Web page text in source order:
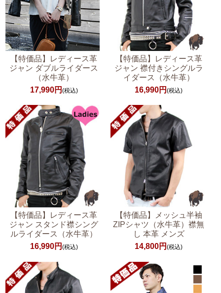
【特価品】レディース革
ジャン ダブルライダース
（水牛革）
17,990円 (税込)
【特価品】レディース革
ジャン 襟付きシングルラ
イダース（水牛革）
16,990円(税込)
【特価品】レディース革
ジャン スタンド襟シング
ルライダース（水牛革）
16,990円 (税込)
【特価品】メッシュ半袖
ZIPシャツ（水牛革）襟無
し 本革 メンズ
14,800円(税込)